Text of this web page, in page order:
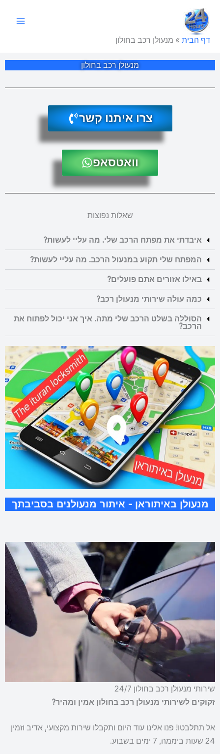
לתוכן
דף הבית » מנעולן רכב בחולון
מנעולן רכב בחולון
צרו איתנו קשר
וואטסאפ
שאלות נפוצות
איבדתי את מפתח הרכב שלי. מה עליי לעשות?
המפתח שלי תקוע במנעול הרכב. מה עליי לעשות?
באילו אזורים אתם פועלים?
כמה עולה שירותי מנעולן רכב?
הסוללה בשלט הרכב שלי מתה. איך אני יכול לפתוח את
הרכב?
מנעולן באיתוראן - איתור מנעולנים בסביבתך
שירותי מנעולן רכב בחולון 24/7
זקוקים לשירותי מנעולן רכב בחולון אמין ומהיר?
אל תתלבטו! פנו אלינו עוד היום ותקבלו שירות מקצועי, אדיב וזמין
24 שעות ביממה, 7 ימים בשבוע.